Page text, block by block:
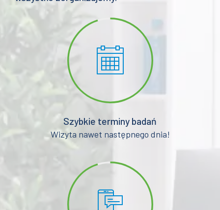
Szybkie terminy badań
Wizyta nawet następnego dnia!